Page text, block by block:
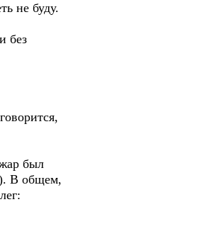
не буду.
без
был
В общем,